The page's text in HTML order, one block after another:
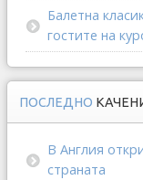
Балетна
гостите на
ПОСЛЕДНО
В Англия
страната